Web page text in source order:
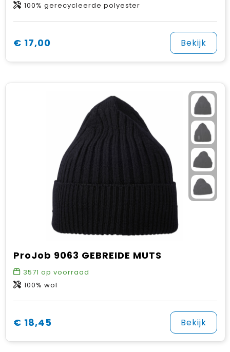
100% gerecycleerde polyester
€ 17,00 Bekijk
ProJob 9063 GEBREIDE MUTS
3571 op voorraad
100% wol
€ 18,45 Bekijk